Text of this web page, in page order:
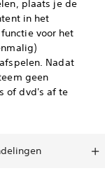
plaats je de
in het
voor het
Nadat
geen
of dvd's af te